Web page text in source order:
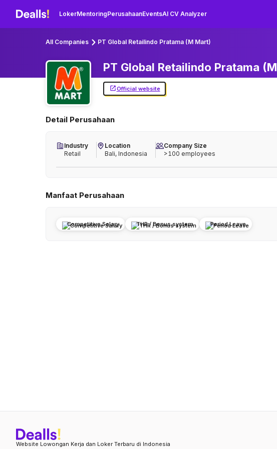
LokerMentoringPerusahaanEventsAI CV Analyzer
All Companies PT Global Retailindo Pratama (M Mart)
PT Global Retailindo Pratama (M
Official website
Detail Perusahaan
Industry
Retail
Location
Bali, Indonesia
Company Size
>100 employees
Manfaat Perusahaan
Competitive Salary THR / Bonus system Period Leave
Website Lowongan Kerja dan Loker Terbaru di Indonesia